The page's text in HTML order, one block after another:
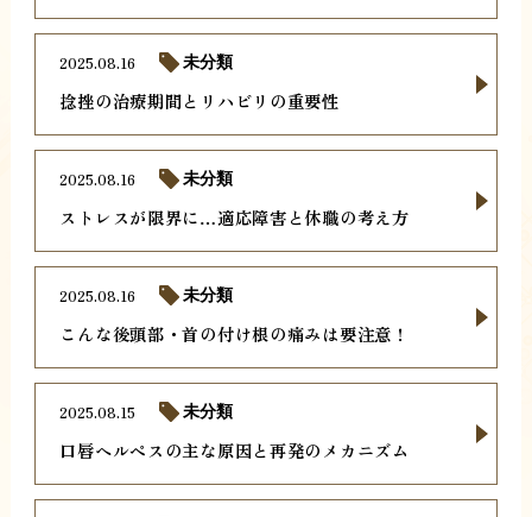
捻挫の治療期間とリハビリの重要性
2025.08.16 未分類
ストレスが限界に…適応障害と休職の考え方
2025.08.16 未分類
こんな後頭部・首の付け根の痛みは要注意！
2025.08.16 未分類
口唇ヘルペスの主な原因と再発のメカニズム
2025.08.15 未分類